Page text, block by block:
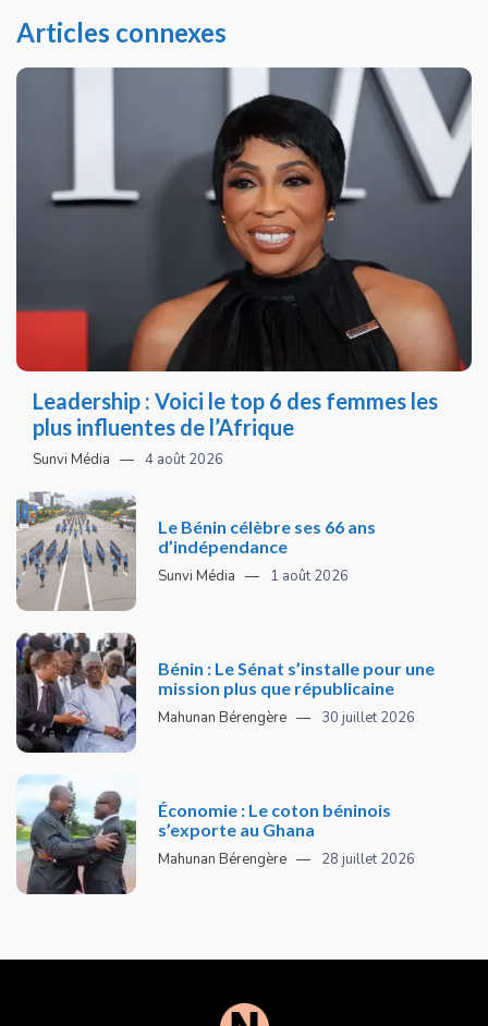
Articles connexes
Leadership : Voici le top 6 des femmes les
plus influentes de l’Afrique
Sunvi Média 4 août 2026
Le Bénin célèbre ses 66 ans
d’indépendance
Sunvi Média 1 août 2026
Bénin : Le Sénat s’installe pour une
mission plus que républicaine
Mahunan Bérengère 30 juillet 2026
Économie : Le coton béninois
s’exporte au Ghana
Mahunan Bérengère 28 juillet 2026